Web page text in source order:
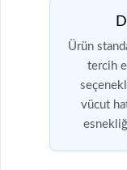
Ürün
tercih
vücut